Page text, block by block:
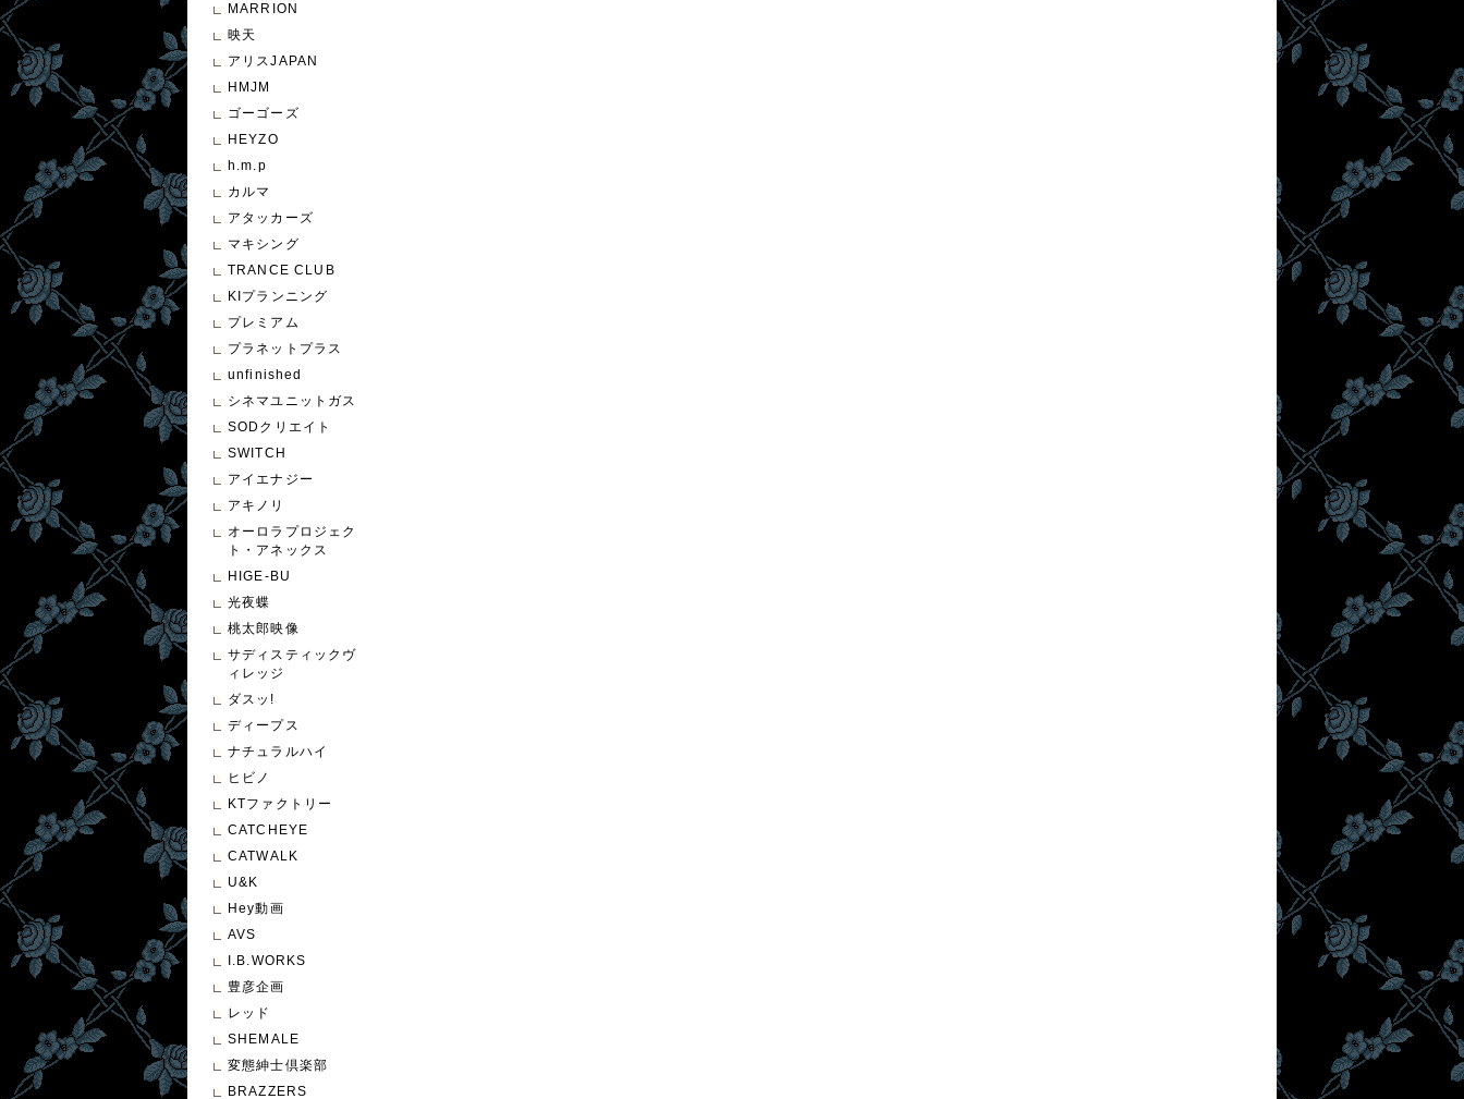
MARRION
映天
アリスJAPAN
HMJM
ゴーゴーズ
HEYZO
h.m.p
カルマ
アタッカーズ
マキシング
TRANCE CLUB
KIプランニング
プレミアム
プラネットプラス
unfinished
シネマユニットガス
SODクリエイト
SWITCH
アイエナジー
アキノリ
オーロラプロジェク
ト・アネックス
HIGE-BU
光夜蝶
桃太郎映像
サディスティックヴ
ィレッジ
ダスッ!
ディープス
ナチュラルハイ
ヒビノ
KTファクトリー
CATCHEYE
CATWALK
U&K
Hey動画
AVS
I.B.WORKS
豊彦企画
レッド
SHEMALE
変態紳士倶楽部
BRAZZERS